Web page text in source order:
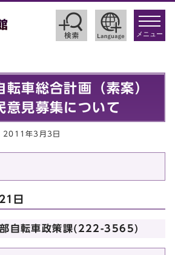
toggle
メニュー
転車総合計画（素案）
意見募集について
2011年3月3日
日
部自転車政策課(222-3565)